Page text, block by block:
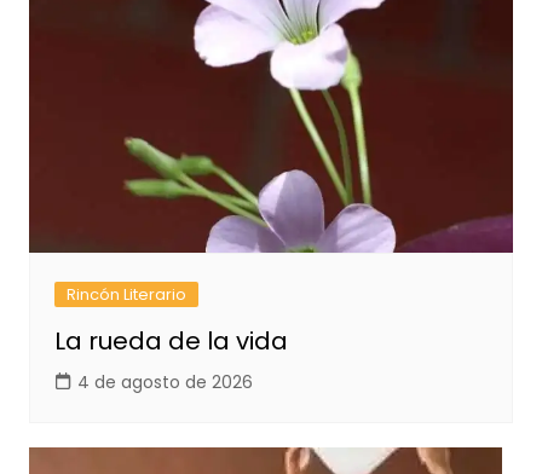
Rincón Literario
La rueda de la vida
4 de agosto de 2026